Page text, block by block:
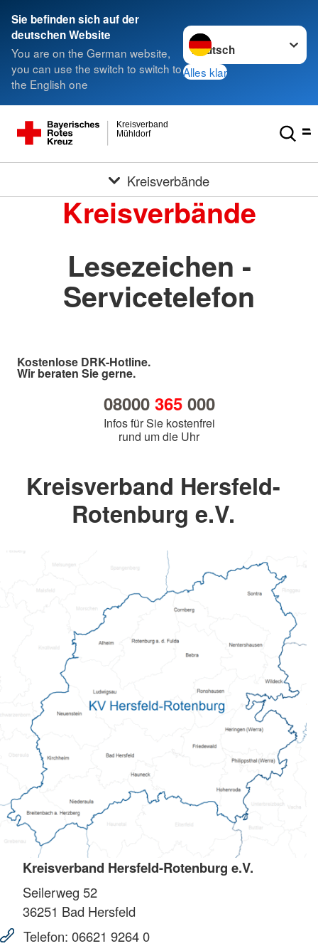
Sie befinden sich auf der
deutschen Website
You are on the German website,
you can use the switch to switch to
the English one
Sprache wechseln zu
Alles klar
Mühldorf
Kreisverband
Kreisverbände
Kreisverbände
Lesezeichen -
Servicetelefon
Kostenlose DRK-Hotline.
Wir beraten Sie gerne.
08000 365000
Infos für Sie kostenfrei
rund um die Uhr
Kreisverband Hersfeld-
Rotenburg e.V.
Kreisverband Hersfeld-Rotenburg e.V.
Seilerweg 52
36251 Bad Hersfeld
Telefon: 06621 9264 0